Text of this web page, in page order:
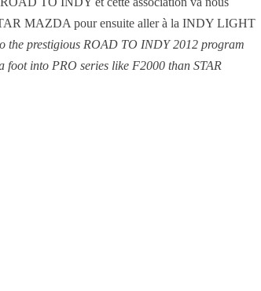
MAZDA pour ensuite aller à la INDY LIGHT
the prestigious ROAD TO INDY 2012 program
into PRO series like F2000 than STAR